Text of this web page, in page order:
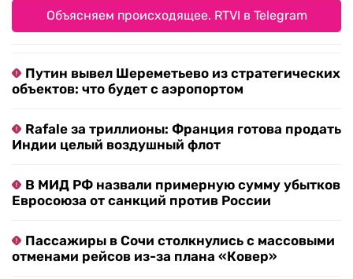
Объясняем происходящее. RTVI в Telegram
Путин вывел Шереметьево из стратегических
объектов: что будет с аэропортом
Rafale за триллионы: Франция готова продать
Индии целый воздушный флот
В МИД РФ назвали примерную сумму убытков
Евросоюза от санкций против России
Пассажиры в Сочи столкнулись с массовыми
отменами рейсов из-за плана «Ковер»